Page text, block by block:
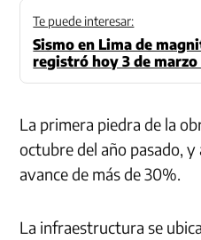
Te puede interesar:
Sismo en Lima de
registró hoy 3 de marzo
La primera piedra de la
octubre del año pasado,
avance de más de 30%.
La infraestructura se